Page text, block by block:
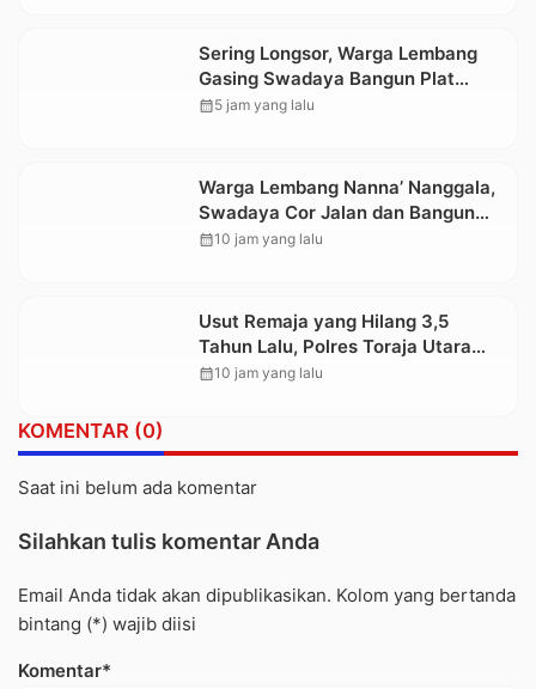
Sering Longsor, Warga Lembang
Gasing Swadaya Bangun Plat
Deker dan Talut Jalan Penghubung
calendar_month5 jam yang lalu
Warga Lembang Nanna’ Nanggala,
Swadaya Cor Jalan dan Bangun
Jembatan
calendar_month10 jam yang lalu
Usut Remaja yang Hilang 3,5
Tahun Lalu, Polres Toraja Utara
Kembali Datangi TKP
calendar_month10 jam yang lalu
KOMENTAR (0)
Saat ini belum ada komentar
Silahkan tulis komentar Anda
Email Anda tidak akan dipublikasikan. Kolom yang bertanda
bintang (*) wajib diisi
Komentar*